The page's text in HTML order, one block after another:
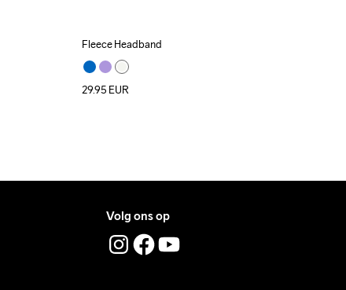
Fleece Headband
29.95 EUR
Volg ons op